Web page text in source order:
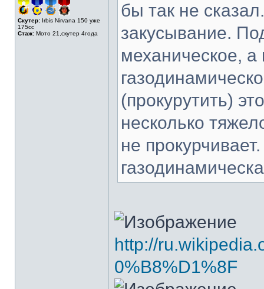
Скутер: Irbis Nirvana 150 уже
175сс
Стаж: Мото 21,скутер 4года
бы так не
закусывание.
механическое,
(прокурутить)
несколько
не
http://
0%B8%D1%8F